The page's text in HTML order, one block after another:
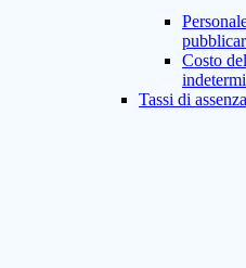
Costo
Tassi di assenza